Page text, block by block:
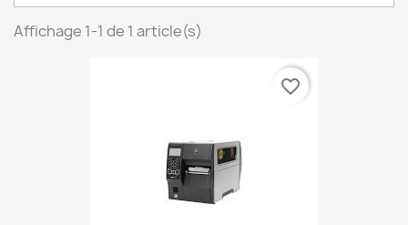
Affichage 1-1 de 1 article(s)
favorite_border